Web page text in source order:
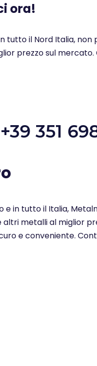
ora!
tutto il Nord Italia,
prezzo sul
+39 351
e in tutto il Italia,
metalli al miglior
e conveniente.